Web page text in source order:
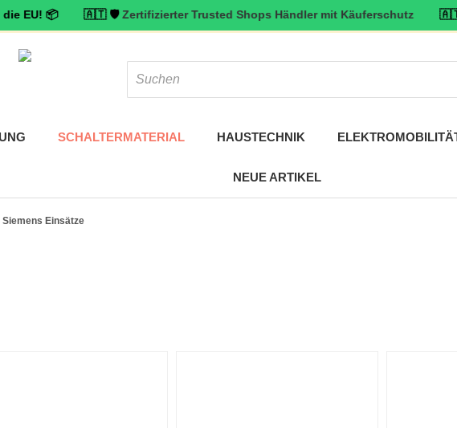
📦 🇦🇹 🛡️ Zertifizierter Trusted Shops Händler mit Käuferschutz🇦🇹 ⭐ Top
SCHALTERMATERIAL HAUSTECHNIK
NEUE ARTIKEL
Siemens Einsätze